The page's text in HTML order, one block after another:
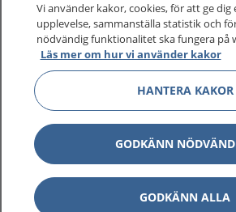
Vi använder kakor, cookies, för att ge
upplevelse, sammanställa statistik och
nödvändig funktionalitet ska fungera på
Läs mer om hur vi använder kakor
HANTERA KAKOR
GODKÄNN
GODKÄNN ALLA